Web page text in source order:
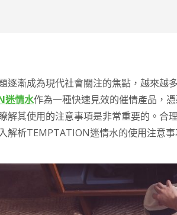
逐漸成為現代社會關注的焦點，越來越
迷情水作為一種快速見效的催情產品，
解其使用的注意事項是非常重要的。合
解析TEMPTATION迷情水的使用注意